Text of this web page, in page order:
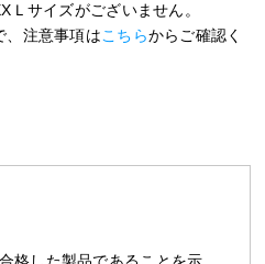
Ｌサイズがございません。
、注意事項はこちらからご確認く